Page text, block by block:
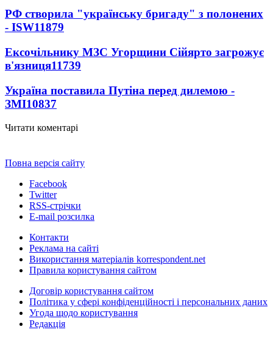
РФ створила "українську бригаду" з полонених
- ISW11879
Ексочільнику МЗС Угорщини Сійярто загрожує
в'язниця11739
Україна поставила Путіна перед дилемою -
ЗМІ10837
Читати коментарі
Повна версія сайту
Facebook
Twitter
RSS-стрічки
E-mail розсилка
Контакти
Реклама на сайті
Використання матеріалів korrespondent.net
Правила користування сайтом
Договір користування сайтом
Політика у сфері конфіденційності і персональних даних
Угода щодо користування
Редакція